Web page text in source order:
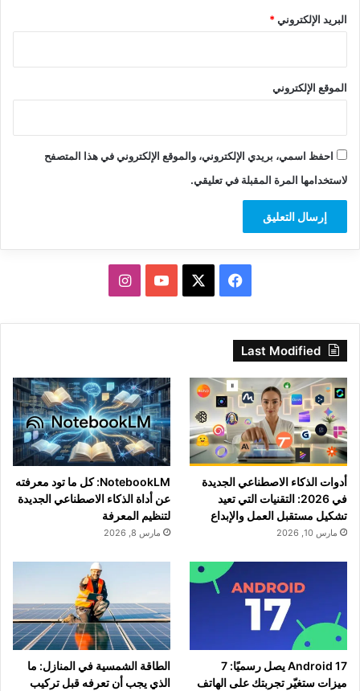
البريد الإلكتروني*
الموقع الإلكتروني
احفظ اسمي، بريدي الإلكتروني، والموقع الإلكتروني في هذا المتصفح
لاستخدامها المرة المقبلة في تعليقي.
فيسبوك ‫YouTubeانستقرام
Last Modified
أدوات الذكاء الاصطناعي الجديدة
في 2026: التقنيات التي تعيد
تشكيل مستقبل العمل والإبداع
مارس 10, 2026
NotebookLM: كل ما تود معرفته
عن أداة الذكاء الاصطناعي الجديدة
لتنظيم المعرفة
مارس 8, 2026
Android 17 يصل رسميًا: 7
ميزات ستغيّر تجربتك على الهاتف
الطاقة الشمسية في المنازل: ما
الذي يجب أن تعرفه قبل تركيب